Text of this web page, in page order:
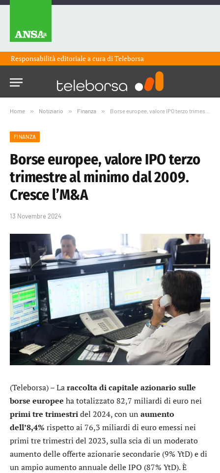
Responsabilità editoriale a cura diTeleborsa
Home » Notiziario » Finanza » Borse europee, valore IPO terzo trimestre al minimo dal 2009. Cresce l’M&A
FINANZA
Borse europee, valore IPO terzo
trimestre al minimo dal 2009.
Cresce l’M&A
13 Novembre 2024
(Teleborsa) – Laraccolta di capitale azionario sulle
borse europee ha totalizzato 82,7 miliardi di euro nei
primi tre trimestridel 2024, con un aumento
dell’8,4% rispetto ai 76,3 miliardi di euro emessi nei
primi tre trimestri del 2023, sulla scia di un moderato
aumento delle offerte azionarie secondarie (9% YtD) e di
un ampio aumento annuale delle IPO (87% YtD). È